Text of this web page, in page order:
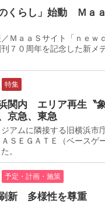
くらし」始動 Ｍａ
ＭａａＳサイト「ｎｅｗ
７０周年を記念した新メ
特集
関内 エリア再生〝象
京急、東急
アムに隣接する旧横浜市
ＳＥＧＡＴＥ（ベースゲー
。
予定・計画・施策
新 多様性を尊重